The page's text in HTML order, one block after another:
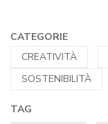
CATEGORIE
CREATIVITÀ
SOSTENIBILITÀ
TAG